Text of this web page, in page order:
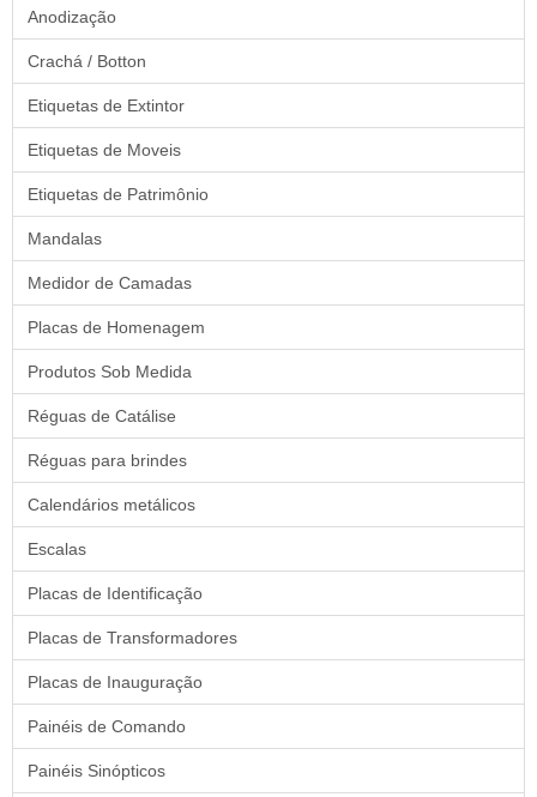
Anodização
Crachá / Botton
Etiquetas de Extintor
Etiquetas de Moveis
Etiquetas de Patrimônio
Mandalas
Medidor de Camadas
Placas de Homenagem
Produtos Sob Medida
Réguas de Catálise
Réguas para brindes
Calendários metálicos
Escalas
Placas de Identificação
Placas de Transformadores
Placas de Inauguração
Painéis de Comando
Painéis Sinópticos